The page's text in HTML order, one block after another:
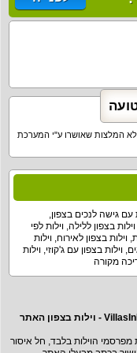
המלצות שאושרו ע"י המערכת
עם גישה לנכים בצפון,
וילות בצפון ללילה, וילות לפי
, וילות בצפון לאירוח, וילות
, וילות בצפון עם ג'קוזי, וילות
מקורה
© 2026 כל הזכויות שמורות לפורטל VillasInNorth.co.il - וילות בצפון האתר
הוילות בלבד, חל איסור